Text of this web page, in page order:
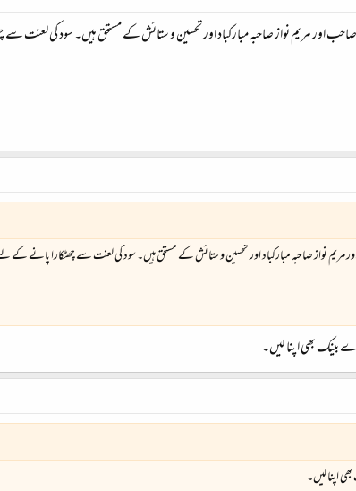
مریم نواز صاحبہ مبارکباد اور تحسین و ستائش کے مستحق ہیں۔ سود کی لعنت سے
نواز صاحبہ مبارکباد اور تحسین و ستائش کے مستحق ہیں۔ سود کی لعنت سے چھٹکارا پانے کے
بینک بھی اپنا لیں۔
اپنا لیں۔